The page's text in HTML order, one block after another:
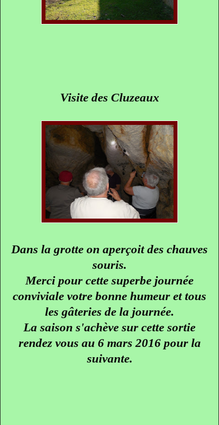
Visite des Cluzeaux
Dans la grotte on aperçoit des chauves
souris.
Merci pour cette superbe journée
conviviale votre bonne humeur et tous
les gâteries de la journée.
La saison s'achève sur cette sortie
rendez vous au 6 mars 2016 pour la
suivante.